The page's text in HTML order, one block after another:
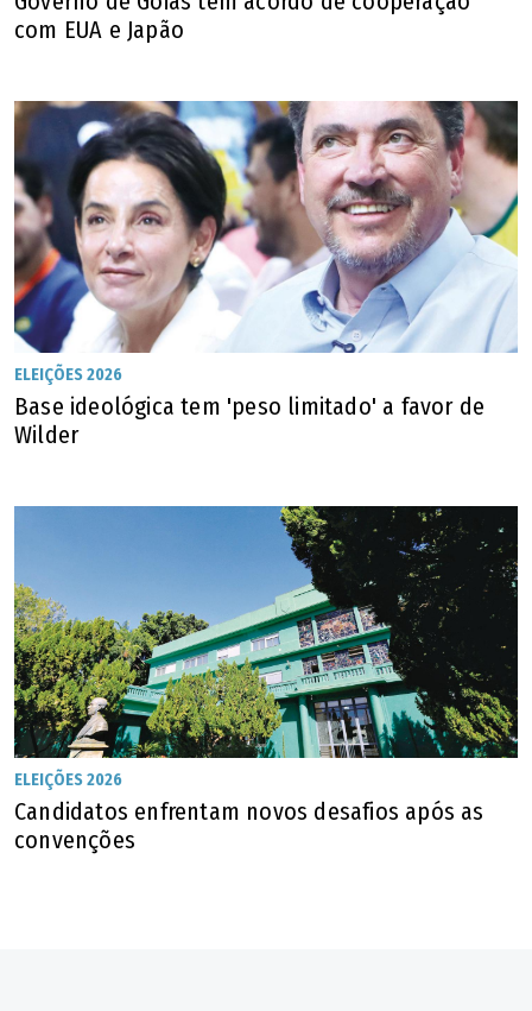
Palmeiras de Goiás
Palminópolis
Panamá
Paranaiguara
Paraúna
Perolândia
Piranhas
Pirenópolis
Pires do Rio
Planaltina
com EUA e Japão
ELEIÇÕES 2026
Base ideológica tem 'peso limitado' a favor de
Wilder
ELEIÇÕES 2026
Candidatos enfrentam novos desafios após as
convenções